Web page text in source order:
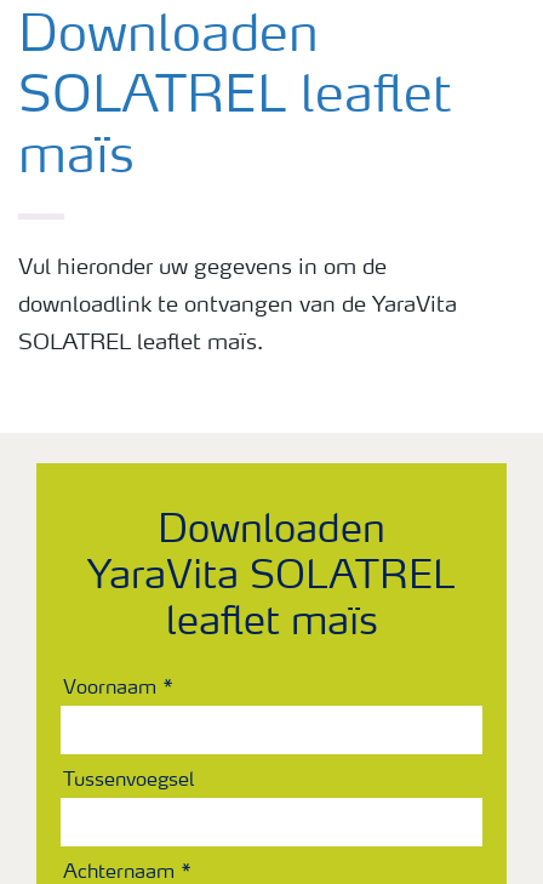
Nieuwsbrieven
Gewassen
Meststoffen
Webinars
Downloaden
SOLATREL leaflet
maïs
Vul hieronder uw gegevens in om de
downloadlink te ontvangen van de YaraVita
SOLATREL leaflet maïs.
Downloaden
YaraVita SOLATREL
leaflet maïs
Voornaam
Tussenvoegsel
Achternaam